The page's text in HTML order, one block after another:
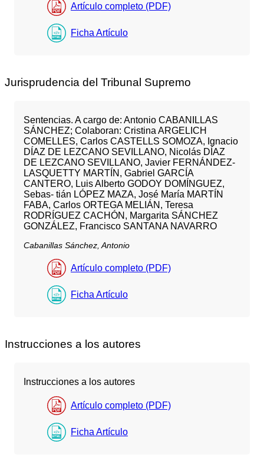
Artículo completo (PDF)
Ficha Artículo
Jurisprudencia del Tribunal Supremo
Sentencias. A cargo de: Antonio CABANILLAS
SÁNCHEZ; Colaboran: Cristina ARGELICH
COMELLES, Carlos CASTELLS SOMOZA, Ignacio
DÍAZ DE LEZCANO SEVILLANO, Nicolás DÍAZ
DE LEZCANO SEVILLANO, Javier FERNÁNDEZ-
LASQUETTY MARTÍN, Gabriel GARCÍA
CANTERO, Luis Alberto GODOY DOMÍNGUEZ,
Sebas- tián LÓPEZ MAZA, José María MARTÍN
FABA, Carlos ORTEGA MELIÁN, Teresa
RODRÍGUEZ CACHÓN, Margarita SÁNCHEZ
GONZÁLEZ, Francisco SANTANA NAVARRO
Cabanillas Sánchez, Antonio
Artículo completo (PDF)
Ficha Artículo
Instrucciones a los autores
Instrucciones a los autores
Artículo completo (PDF)
Ficha Artículo